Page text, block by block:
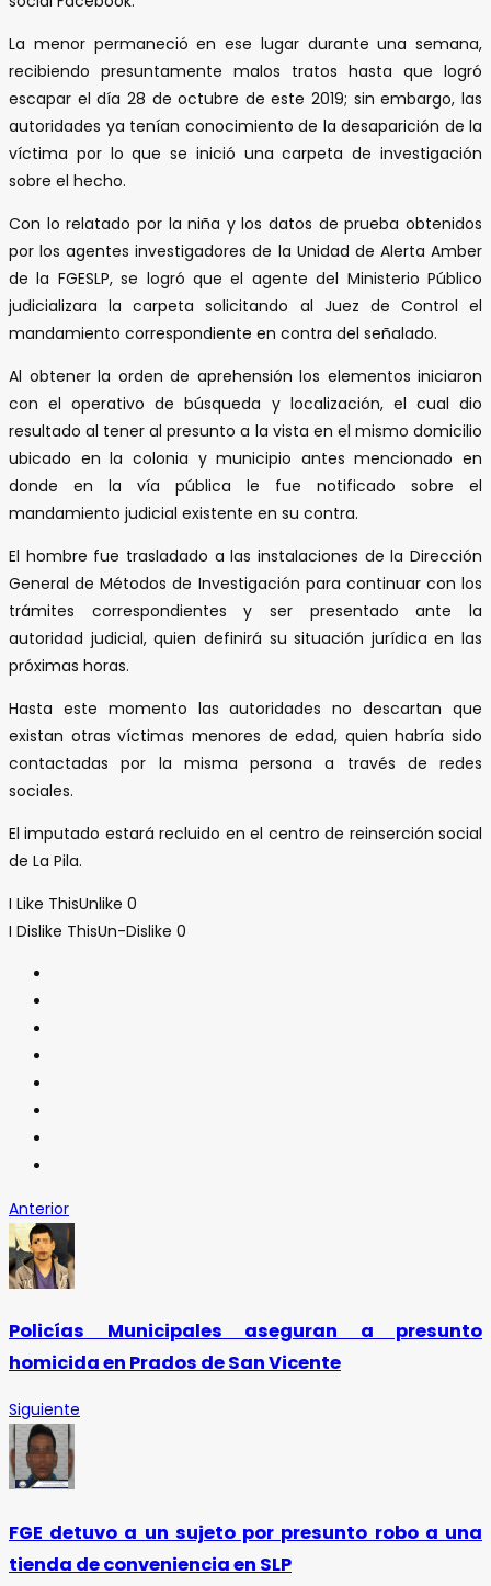
La menor permaneció en ese lugar durante una semana,
recibiendo presuntamente malos tratos hasta que logró
escapar el día 28 de octubre de este 2019; sin embargo, las
autoridades ya tenían conocimiento de la desaparición de la
víctima por lo que se inició una carpeta de investigación
sobre el hecho.
Con lo relatado por la niña y los datos de prueba obtenidos
por los agentes investigadores de la Unidad de Alerta Amber
de la FGESLP, se logró que el agente del Ministerio Público
judicializara la carpeta solicitando al Juez de Control el
mandamiento correspondiente en contra del señalado.
Al obtener la orden de aprehensión los elementos iniciaron
con el operativo de búsqueda y localización, el cual dio
resultado al tener al presunto a la vista en el mismo domicilio
ubicado en la colonia y municipio antes mencionado en
donde en la vía pública le fue notificado sobre el
mandamiento judicial existente en su contra.
El hombre fue trasladado a las instalaciones de la Dirección
General de Métodos de Investigación para continuar con los
trámites correspondientes y ser presentado ante la
autoridad judicial, quien definirá su situación jurídica en las
próximas horas.
Hasta este momento las autoridades no descartan que
existan otras víctimas menores de edad, quien habría sido
contactadas por la misma persona a través de redes
sociales.
El imputado estará recluido en el centro de reinserción social
de La Pila.
I Like ThisUnlike 0
I Dislike ThisUn-Dislike 0
Anterior
Policías Municipales aseguran a presunto
homicida en Prados de San Vicente
Siguiente
FGE detuvo a un sujeto por presunto robo a una
tienda de conveniencia en SLP